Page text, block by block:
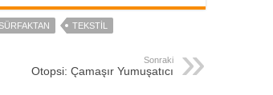
TEKSTIL
Sonraki
Otopsi: Çamaşır Yumuşatıcı